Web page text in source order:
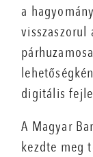
a
digitális
A Magyar
kezdte meg